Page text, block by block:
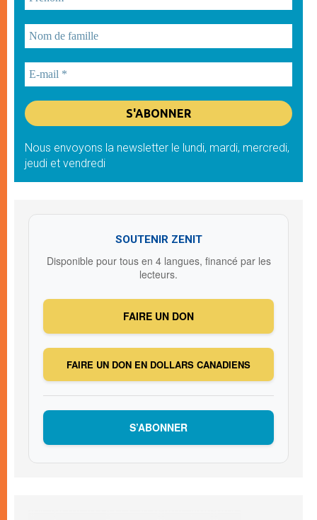
Nous envoyons la newsletter le lundi, mardi, mercredi,
jeudi et vendredi
SOUTENIR ZENIT
Disponible pour tous en 4 langues, financé par les
lecteurs.
FAIRE UN DON
FAIRE UN DON EN DOLLARS CANADIENS
S’ABONNER